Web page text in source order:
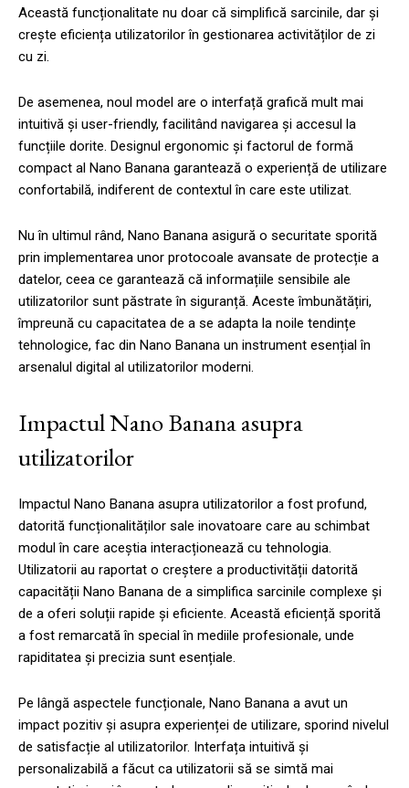
Această funcționalitate nu doar că simplifică sarcinile, dar și
crește eficiența utilizatorilor în gestionarea activităților de zi
cu zi.
De asemenea, noul model are o interfață grafică mult mai
intuitivă și user-friendly, facilitând navigarea și accesul la
funcțiile dorite. Designul ergonomic și factorul de formă
compact al Nano Banana garantează o experiență de utilizare
confortabilă, indiferent de contextul în care este utilizat.
Nu în ultimul rând, Nano Banana asigură o securitate sporită
prin implementarea unor protocoale avansate de protecție a
datelor, ceea ce garantează că informațiile sensibile ale
utilizatorilor sunt păstrate în siguranță. Aceste îmbunătățiri,
împreună cu capacitatea de a se adapta la noile tendințe
tehnologice, fac din Nano Banana un instrument esențial în
arsenalul digital al utilizatorilor moderni.
Impactul Nano Banana asupra
utilizatorilor
Impactul Nano Banana asupra utilizatorilor a fost profund,
datorită funcționalităților sale inovatoare care au schimbat
modul în care aceștia interacționează cu tehnologia.
Utilizatorii au raportat o creștere a productivității datorită
capacității Nano Banana de a simplifica sarcinile complexe și
de a oferi soluții rapide și eficiente. Această eficiență sporită
a fost remarcată în special în mediile profesionale, unde
rapiditatea și precizia sunt esențiale.
Pe lângă aspectele funcționale, Nano Banana a avut un
impact pozitiv și asupra experienței de utilizare, sporind nivelul
de satisfacție al utilizatorilor. Interfața intuitivă și
personalizabilă a făcut ca utilizatorii să se simtă mai